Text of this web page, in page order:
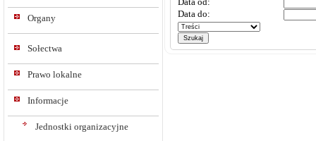
Organy
Sołectwa
Prawo lokalne
Informacje
Jednostki organizacyjne
Data do: